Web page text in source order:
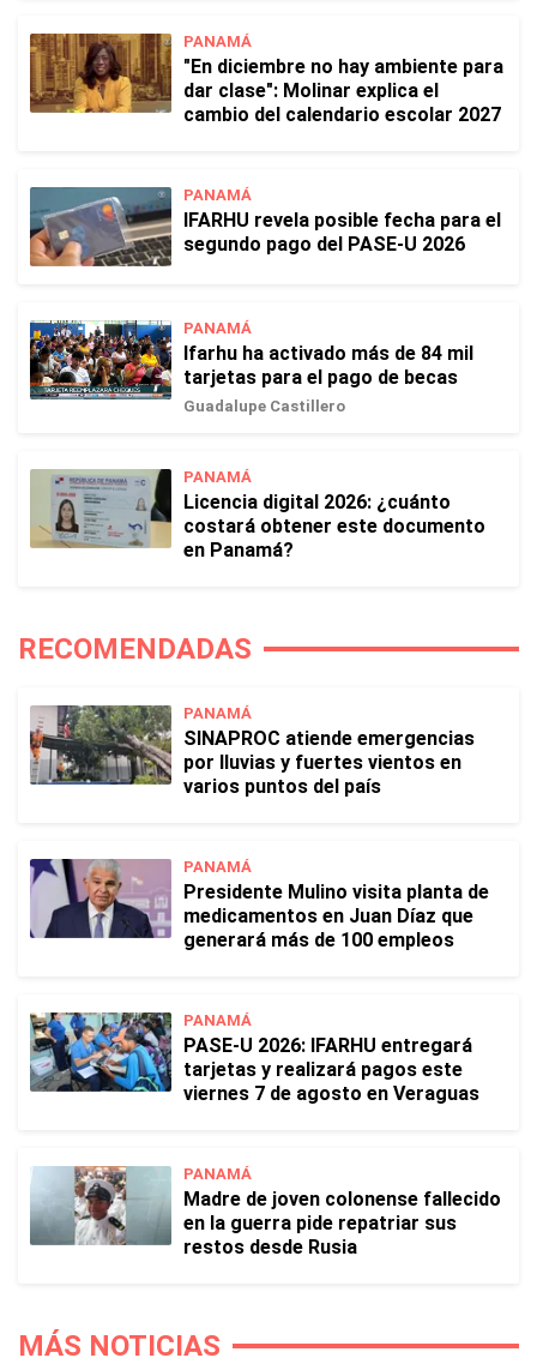
PANAMÁ
"En diciembre no hay ambiente para
dar clase": Molinar explica el
cambio del calendario escolar 2027
PANAMÁ
IFARHU revela posible fecha para el
segundo pago del PASE-U 2026
PANAMÁ
Ifarhu ha activado más de 84 mil
tarjetas para el pago de becas
Guadalupe Castillero
PANAMÁ
Licencia digital 2026: ¿cuánto
costará obtener este documento
en Panamá?
RECOMENDADAS
PANAMÁ
SINAPROC atiende emergencias
por lluvias y fuertes vientos en
varios puntos del país
PANAMÁ
Presidente Mulino visita planta de
medicamentos en Juan Díaz que
generará más de 100 empleos
PANAMÁ
PASE-U 2026: IFARHU entregará
tarjetas y realizará pagos este
viernes 7 de agosto en Veraguas
PANAMÁ
Madre de joven colonense fallecido
en la guerra pide repatriar sus
restos desde Rusia
MÁS NOTICIAS